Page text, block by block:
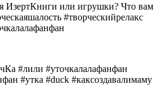
ИзертКниги или игрушки? Что вам
#творческийрелакс
#лили #уточкалалафанфан
#утка #duck #каксоздавалимаму